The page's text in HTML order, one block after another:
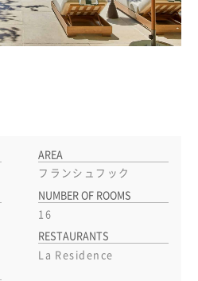
AREA
フランシュフック
NUMBER OF ROOMS
16
RESTAURANTS
La Residence